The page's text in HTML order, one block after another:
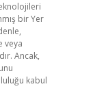
bir Yer
veya
Ancak,
kabul